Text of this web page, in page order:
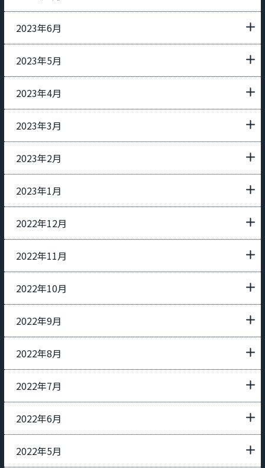
2023年6月
2023年5月
2023年4月
2023年3月
2023年2月
2023年1月
2022年12月
2022年11月
2022年10月
2022年9月
2022年8月
2022年7月
2022年6月
2022年5月